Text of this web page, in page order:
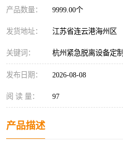
产品数量： 9999.00个
发货地址： 江苏省连云港海州区
关键词： 杭州紧急脱离设备定制
发布日期： 2026-08-08
阅 读 量： 97
产品描述